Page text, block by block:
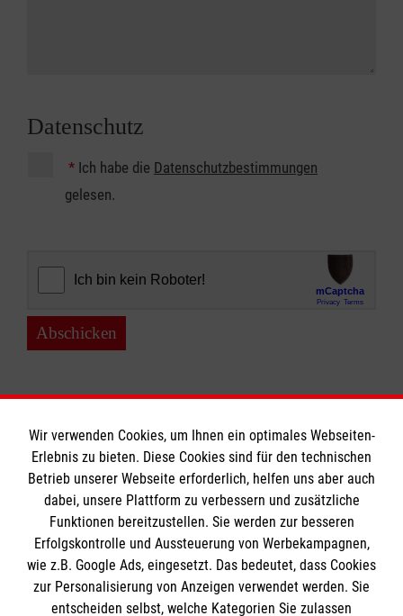
Datenschutz
* Ich habe die Datenschutzbestimmungen
gelesen.
Abschicken
Informationen
Impressum
Datenschutz
Kontakt
Die Malteser
Wir verwenden Cookies, um Ihnen ein optimales Webseiten-
Erlebnis zu bieten. Diese Cookies sind für den technischen
Betrieb unserer Webseite erforderlich, helfen uns aber auch
dabei, unsere Plattform zu verbessern und zusätzliche
Funktionen bereitzustellen. Sie werden zur besseren
Erfolgskontrolle und Aussteuerung von Werbekampagnen,
wie z.B. Google Ads, eingesetzt. Das bedeutet, dass Cookies
zur Personalisierung von Anzeigen verwendet werden. Sie
entscheiden selbst, welche Kategorien Sie zulassen